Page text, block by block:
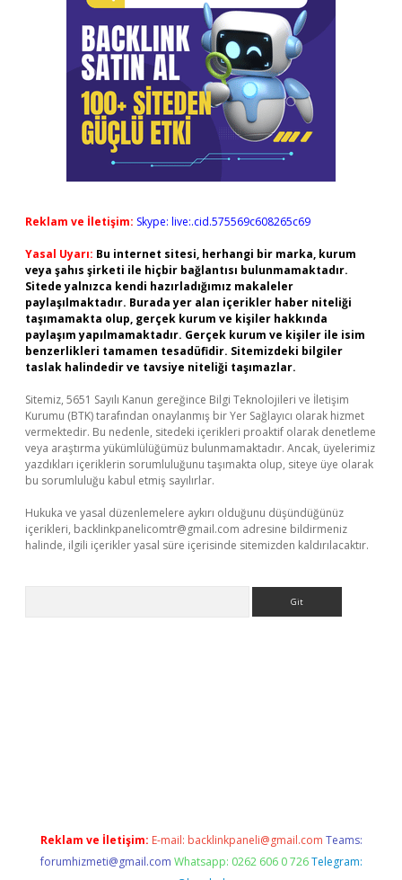
Reklam ve İletişim: Skype: live:.cid.575569c608265c69
Yasal Uyarı: Bu internet sitesi, herhangi bir marka, kurum
veya şahıs şirketi ile hiçbir bağlantısı bulunmamaktadır.
Sitede yalnızca kendi hazırladığımız makaleler
paylaşılmaktadır. Burada yer alan içerikler haber niteliği
taşımamakta olup, gerçek kurum ve kişiler hakkında
paylaşım yapılmamaktadır. Gerçek kurum ve kişiler ile isim
benzerlikleri tamamen tesadüfidir. Sitemizdeki bilgiler
taslak halindedir ve tavsiye niteliği taşımazlar.
Sitemiz, 5651 Sayılı Kanun gereğince Bilgi Teknolojileri ve İletişim
Kurumu (BTK) tarafından onaylanmış bir Yer Sağlayıcı olarak hizmet
vermektedir. Bu nedenle, sitedeki içerikleri proaktif olarak denetleme
veya araştırma yükümlülüğümüz bulunmamaktadır. Ancak, üyelerimiz
yazdıkları içeriklerin sorumluluğunu taşımakta olup, siteye üye olarak
bu sorumluluğu kabul etmiş sayılırlar.
Hukuka ve yasal düzenlemelere aykırı olduğunu düşündüğünüz
içerikleri, backlinkpanelicomtr@gmail.com adresine bildirmeniz
halinde, ilgili içerikler yasal süre içerisinde sitemizden kaldırılacaktır.
Reklam ve İletişim: E-mail: backlinkpaneli@gmail.com Teams:
forumhizmeti@gmail.com Whatsapp: 0262 606 0 726 Telegram: